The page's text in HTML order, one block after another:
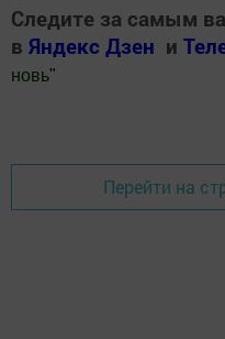
Следите за самым
в Яндекс Дзен и
новь"
Перейти на